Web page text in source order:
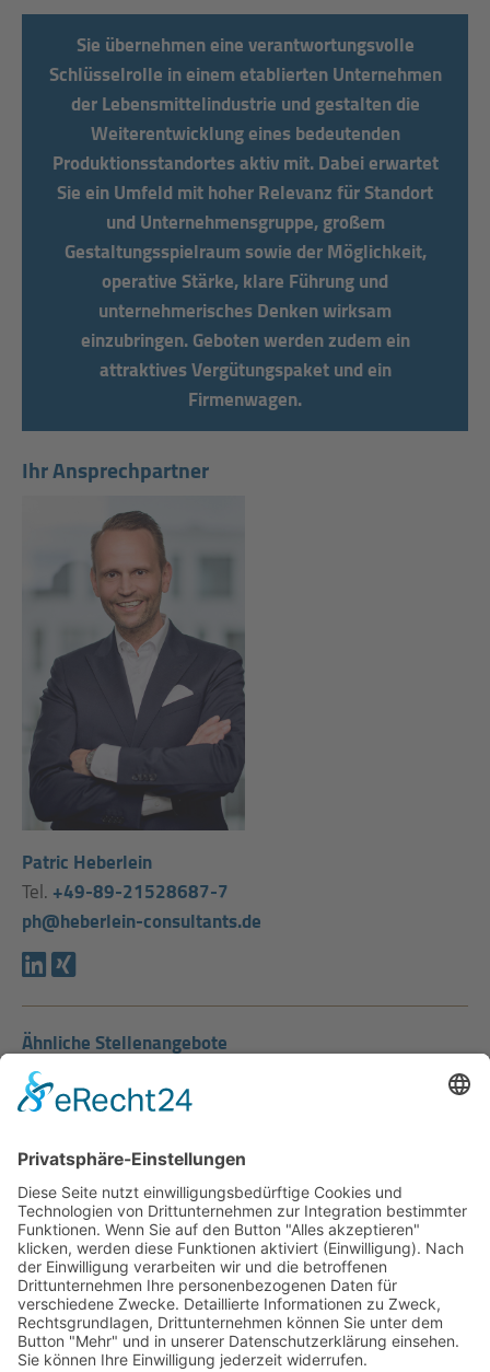
Sie übernehmen eine verantwortungsvolle
Schlüsselrolle in einem etablierten Unternehmen
der Lebensmittelindustrie und gestalten die
Weiterentwicklung eines bedeutenden
Produktionsstandortes aktiv mit. Dabei erwartet
Sie ein Umfeld mit hoher Relevanz für Standort
und Unternehmensgruppe, großem
Gestaltungsspielraum sowie der Möglichkeit,
operative Stärke, klare Führung und
unternehmerisches Denken wirksam
einzubringen. Geboten werden zudem ein
attraktives Vergütungspaket und ein
Firmenwagen.
Ihr Ansprechpartner
Patric Heberlein
Tel.+49-89-21528687-7
ph@heberlein-consultants.de
Ähnliche Stellenangebote
Produktionsleiter Lebensmittelindustrie (m/w/d)
alle Stellenangebote
Hinweis: Für eine bessere Lesbarkeit der Texte wird auf eine genderneutrale
Schreibweise verzichtet. Gemeint sind selbstverständlich Personen eines
jeden Geschlechts.
HEBERLEIN CONSULTANTS | Executive Search